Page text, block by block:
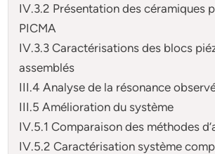
IV.3.2 Présentation des céramiques
PICMA
IV.3.3 Caractérisations des blocs
assemblés
III.4 Analyse de la résonance
III.5 Amélioration du système
IV.5.1 Comparaison des méthodes
IV.5.2 Caractérisation système